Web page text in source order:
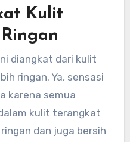
Kulit
diangkat dari kulit
ringan. Ya, sensasi
karena semua
kulit terangkat
dan juga bersih